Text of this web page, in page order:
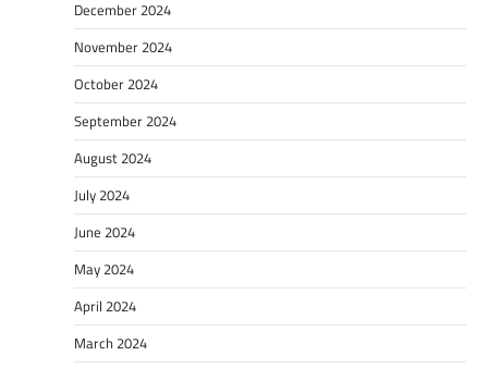
December 2024
November 2024
October 2024
September 2024
August 2024
July 2024
June 2024
May 2024
April 2024
March 2024